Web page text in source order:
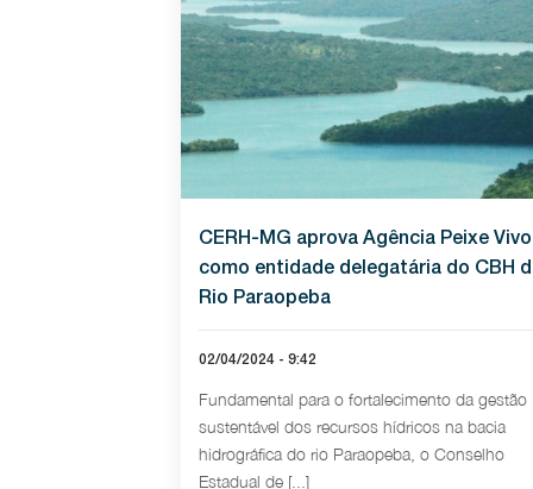
CERH-MG aprova Agência Peixe Vivo
como entidade delegatária do CBH
Rio Paraopeba
02/04/2024 - 9:42
Fundamental para o fortalecimento da gestão
sustentável dos recursos hídricos na bacia
hidrográfica do rio Paraopeba, o Conselho
Estadual de [...]